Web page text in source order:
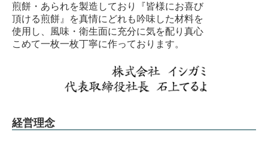
煎餅・あられを製造しており『皆様にお喜び
頂ける煎餅』を真情にどれも吟味した材料を
使用し、風味・衛生面に充分に気を配り真心
こめて一枚一枚丁寧に作っております。
経営理念